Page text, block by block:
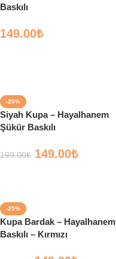
Baskılı
149.00₺
-25%
Siyah Kupa – Hayalhanem
Şükür Baskılı
199.00₺ 149.00₺
-25%
Kupa Bardak – Hayalhanem
Baskılı – Kırmızı